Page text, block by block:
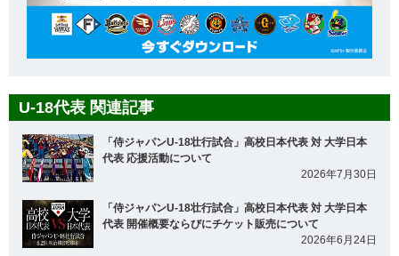
U-18代表 関連記事
「侍ジャパンU-18壮行試合」高校日本代表 対 大学日本
代表 応援活動について
2026年7月30日
「侍ジャパンU-18壮行試合」高校日本代表 対 大学日本
代表 開催概要ならびにチケット販売について
2026年6月24日